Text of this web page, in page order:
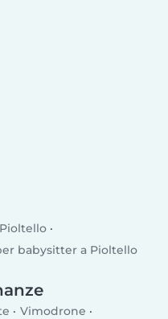
babysitter a Pioltello
Vimodrone